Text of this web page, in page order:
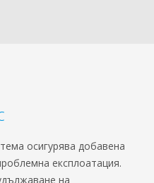
осигурява добавена
експлоатация.
на